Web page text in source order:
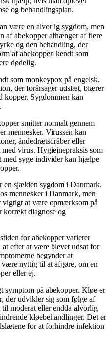
og behandlingsplan.
være en alvorlig sygdom, men
af abekopper afhænger af flere
og den behandling, der
af abekopper, kendt som
dødelig.
som monkeypox på engelsk.
der forårsager udslæt, blærer
kopper. Sygdommen kan
smitter normalt gennem
mennesker. Virussen kan
åndedrætsdråber eller
med virus. Hygiejnepraksis som
med syge individer kan hjælpe
en sjælden sygdom i Danmark.
mennesker i Danmark, men
vigtigt at være opmærksom på
korrekt diagnose og
for abekopper varierer
efter at være blevet udsat for
begynder at
nyttig til at afgøre, om en
eller ej.
symptom på abekopper. Kløe er
der udvikler sig som følge af
moderat eller endda alvorlig
kløebehandlinger. Det er
for at forhindre infektion